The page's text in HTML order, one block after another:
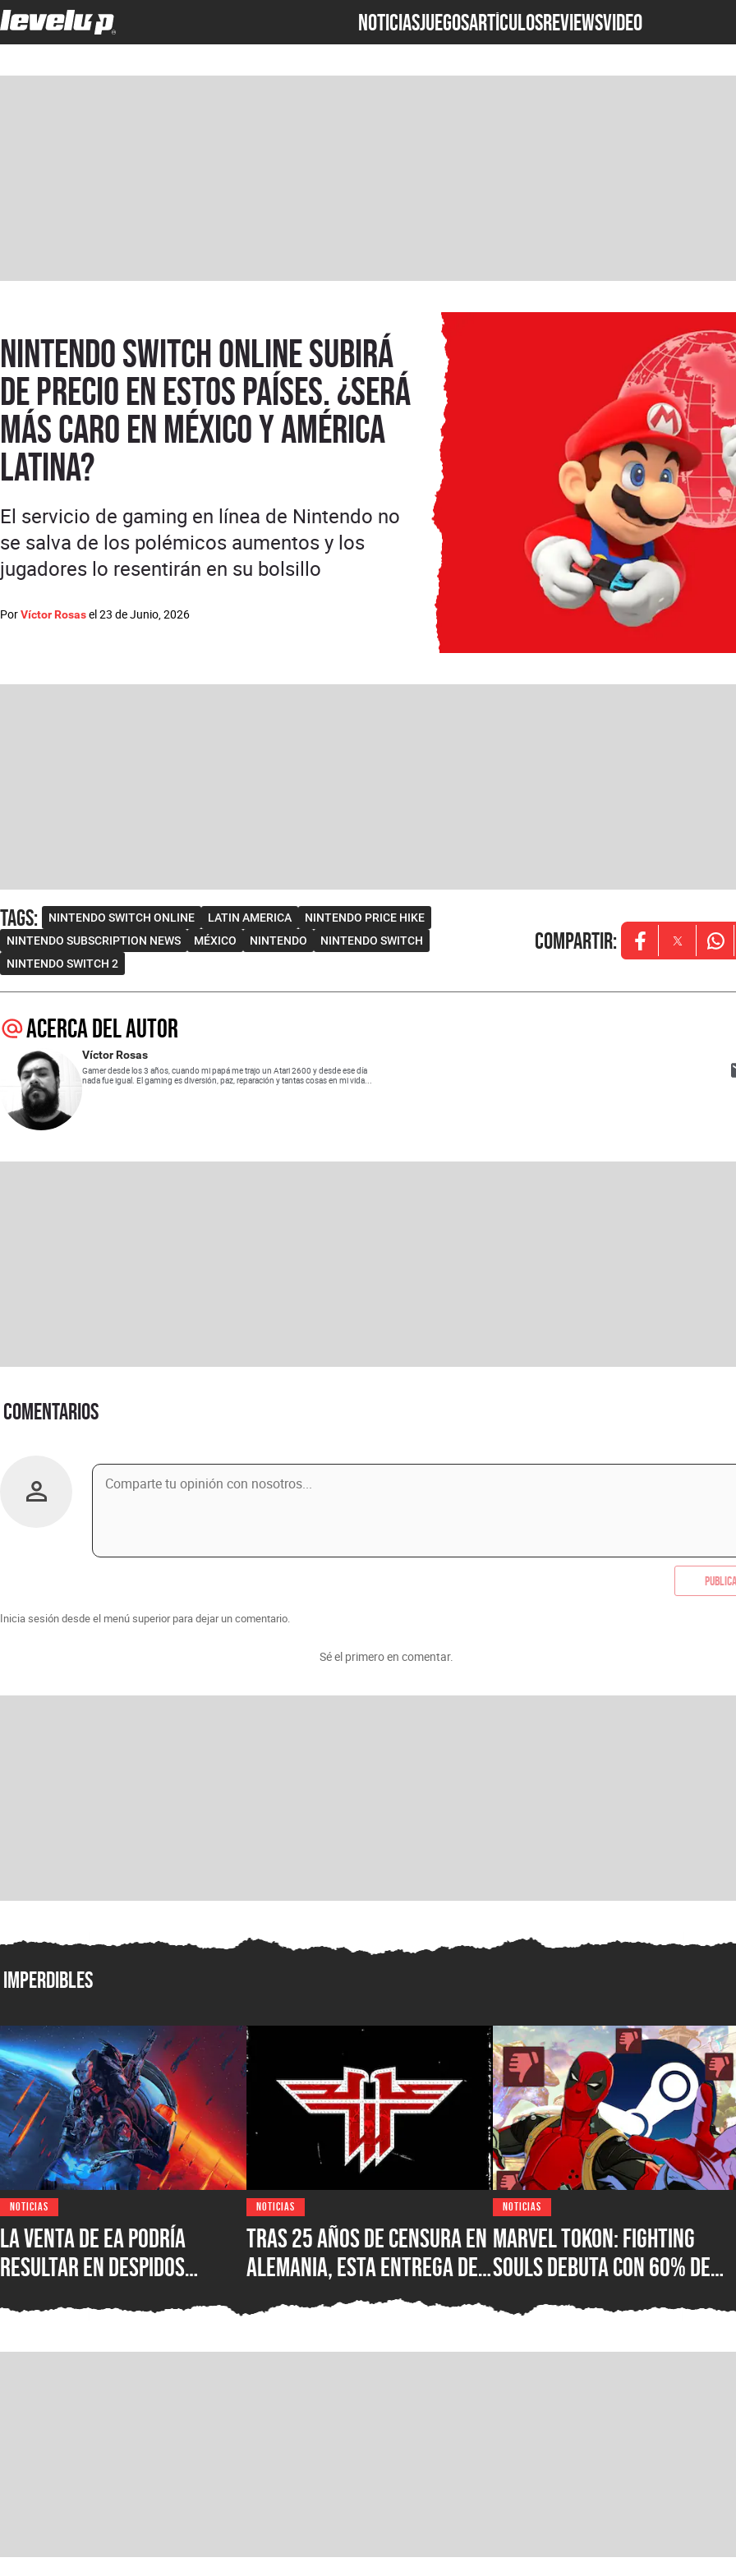
NOTICIASJUEGOSARTÍCULOSREVIEWSVideo
Nintendo Switch Online subirá
de precio en estos países. ¿Será
más caro en México y América
Latina?
PorVíctor Rosasel23 de Junio, 2026
El servicio de gaming en línea de Nintendo no
se salva de los polémicos aumentos y los
jugadores lo resentirán en su bolsillo
Tags: NINTENDO SWITCH ONLINE LATIN AMERICA
NINTENDO PRICE HIKE
NINTENDO SUBSCRIPTION NEWS
MÉXICO NINTENDO
NINTENDO SWITCH
NINTENDO SWITCH 2
Compartir: Opens in new
Opens in
Acerca del autor
Víctor Rosas
Gamer desde los 3 años, cuando mi papá me trajo un Atari 2600 y desde ese día
nada fue igual. El gaming es diversión, paz, reparación y tantas cosas en mi vida...
Comentarios
Inicia sesión desde el menú superior para dejar un comentario.
Sé el primero en comentar.
Imperdibles
NOTICIAS
La venta de EA podría
resultar en despidos
señalan fuentes
NOTICIAS
Tras 25 años de censura en
Alemania, esta entrega de
Wolfenstein por fin está
disponible en su versión
original en PC para Steam,
NOTICIAS
Marvel Tokon: Fighting
Souls debuta con 60% de
Steam, ¿qué está mal con
nuevo juego de lucha de